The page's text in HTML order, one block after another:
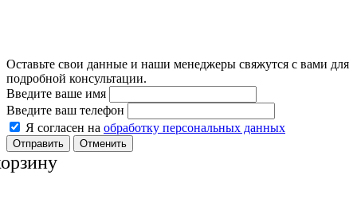
Оставьте свои данные и наши менеджеры свяжутся с вами для
подробной консультации.
Введите ваше имя
Введите ваш телефон
Я согласен на обработку персональных данных
Отменить